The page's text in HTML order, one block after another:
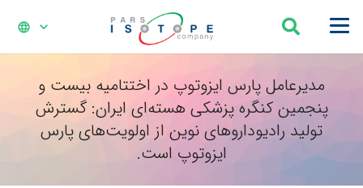
language
مدیرعامل پارس ایزوتوپ در اختتامیه بیست و
پنجمین کنگره پزشکی هسته‌ای ایران: گسترش
تولید رادیوداروهای نوین از اولویت‌های پارس
ایزوتوپ است.